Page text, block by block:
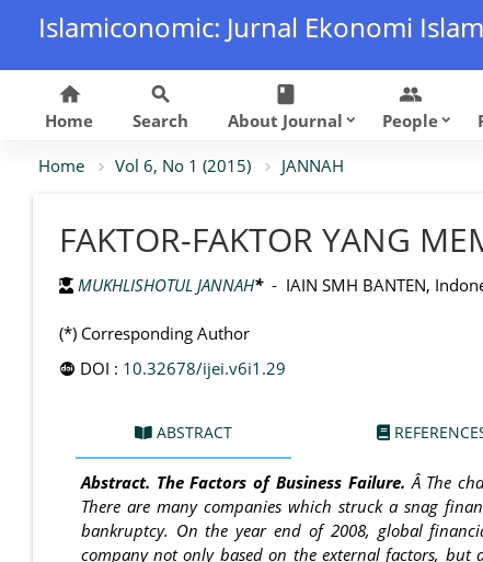
Islamiconomic: Jurnal Ekonomi Islam
home
Home
search
Search
class
About Journal keyboard_arrow_down
group
People keyboard_arrow_down
Home Vol 6, No 1 (2015) JANNAH
FAKTOR-FAKTOR YANG
MUKHLISHOTUL JANNAH*- IAIN SMH BANTEN,
(*) Corresponding Author
DOI : 10.32678/ijei.v6i1.29
ABSTRACT
Abstract. The Factors of Business Failure.Â The
There are many companies which struck a snag
bankruptcy. On the year end of 2008, global
company not only based on the external factors, but